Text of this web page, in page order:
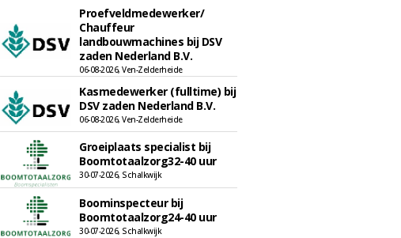
Proefveldmedewerker/
Chauffeur
landbouwmachines bij DSV
zaden Nederland B.V.
06-08-2026, Ven-Zelderheide
Kasmedewerker (fulltime) bij
DSV zaden Nederland B.V.
06-08-2026, Ven-Zelderheide
Groeiplaats specialist bij
Boomtotaalzorg32-40 uur
30-07-2026, Schalkwijk
Boominspecteur bij
Boomtotaalzorg24-40 uur
30-07-2026, Schalkwijk